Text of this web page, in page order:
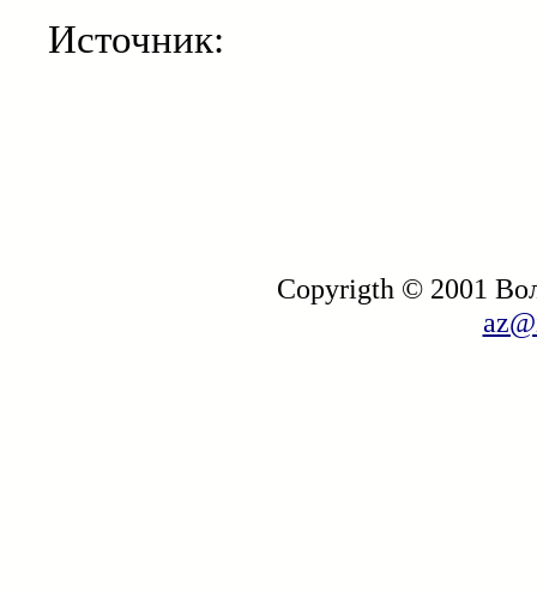
Источник:
Copyrigth © 2001